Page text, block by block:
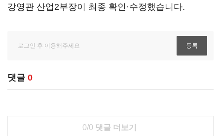
강영관 산업2부장이 최종 확인·수정했습니다.
댓글 0
0/0 댓글 더보기